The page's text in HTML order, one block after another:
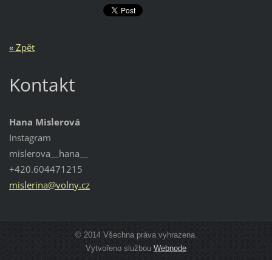
« Zpět
Kontakt
Hana Mislerová
Instagram
mislerova__hana__
+420.604471215
mislerina@volny.cz
© 2014 Všechna práva vyhrazena.
Vytvořeno službou Webnode